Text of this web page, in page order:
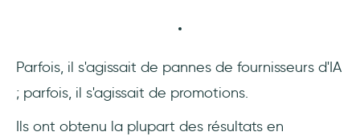
Parfois, il s'agissait de pannes de fournisseurs d'IA
; parfois, il s'agissait de promotions.
Ils ont obtenu la plupart des résultats en